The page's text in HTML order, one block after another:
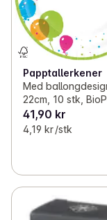
Papptallerkener
Med
22cm, 10 stk,
41,90 kr
4,19 kr /stk